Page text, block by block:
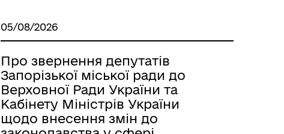
05/08/2026
Про звернення депутатів
Запорізької міської ради до
Верховної Ради України та
Кабінету Міністрів України
щодо внесення змін до